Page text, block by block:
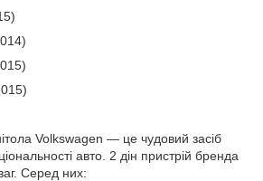
Volkswagen — це чудовий засіб
авто. 2 дін пристрій бренда
Серед них: